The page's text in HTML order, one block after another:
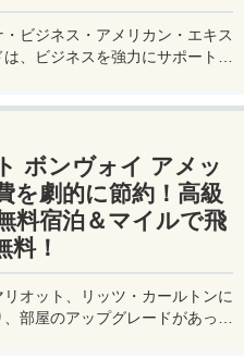
ビジネス・アメリカン・エキス
、ビジネスを強力にサポートす
の年会費無料も魅力。ステータ
備えたビジネスカードで、あな
ンランクアップさせませんか？
ボンヴォイ アメッ
を劇的に節約！高級
料宿泊＆マイルで飛
料！
オット、リッツ・カールトンに
部屋のアップグレードがあった